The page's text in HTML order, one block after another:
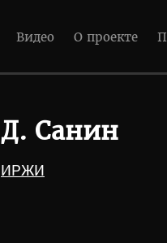
Видео О проекте
Д. Санин
ИРЖИ